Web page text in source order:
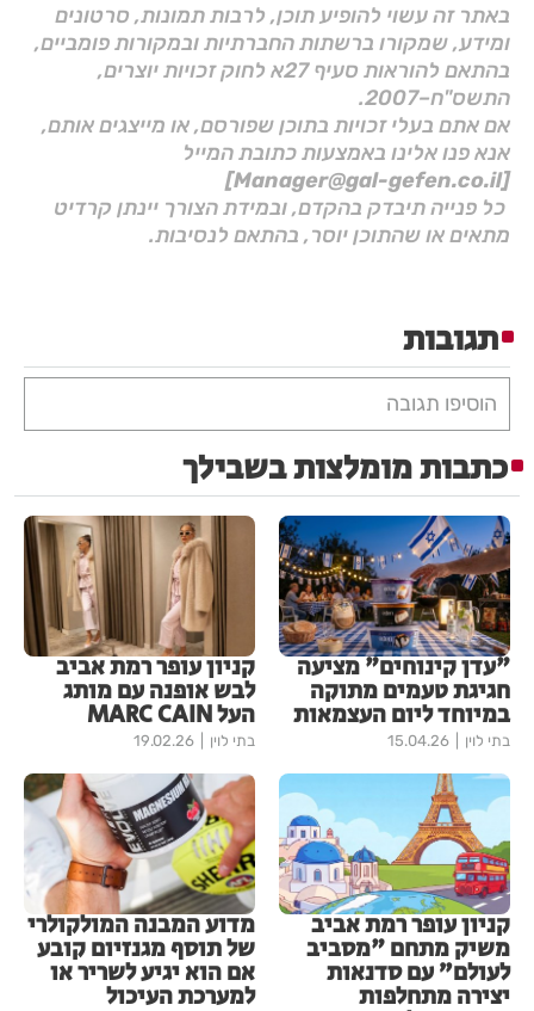
באתר זה עשוי להופיע תוכן, לרבות תמונות, סרטונים
ומידע, שמקורו ברשתות החברתיות ובמקורות פומביים,
בהתאם להוראות סעיף 27א לחוק זכויות יוצרים,
התשס"ח–2007.
אם אתם בעלי זכויות בתוכן שפורסם, או מייצגים אותם,
אנא פנו אלינו באמצעות כתובת המייל
[Manager@gal-gefen.co.il]
כל פנייה תיבדק בהקדם, ובמידת הצורך יינתן קרדיט
מתאים או שהתוכן יוסר, בהתאם לנסיבות.
תגובות
הוסיפו תגובה
כתבות מומלצות בשבילך
"עדן קינוחים" מציעה
חגיגת טעמים מתוקה
במיוחד ליום העצמאות
בתי לוין 15.04.26
קניון עופר רמת אביב
לבש אופנה עם מותג
העל MARC CAIN
בתי לוין 19.02.26
קניון עופר רמת אביב
משיק מתחם "מסביב
לעולם” עם סדנאות
יצירה מתחלפות
מדוע המבנה המולקולרי
של תוסף מגנזיום קובע
אם הוא יגיע לשריר או
למערכת העיכול